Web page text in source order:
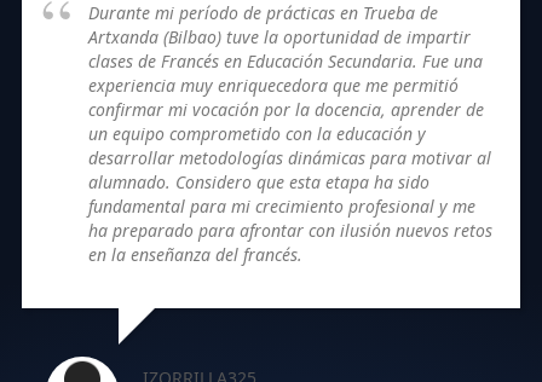
Durante mi período de prácticas en Trueba de
Artxanda (Bilbao) tuve la oportunidad de impartir
clases de Francés en Educación Secundaria. Fue una
experiencia muy enriquecedora que me permitió
confirmar mi vocación por la docencia, aprender de
un equipo comprometido con la educación y
desarrollar metodologías dinámicas para motivar al
alumnado. Considero que esta etapa ha sido
fundamental para mi crecimiento profesional y me
ha preparado para afrontar con ilusión nuevos retos
en la enseñanza del francés.